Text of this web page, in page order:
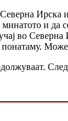
Ирска
минатото и
во